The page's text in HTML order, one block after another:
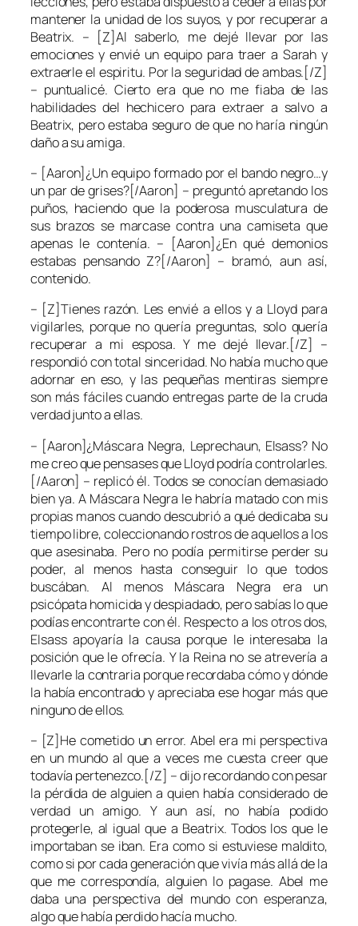
mantener la unidad de los suyos, y por recuperar a
Beatrix. – [Z]Al saberlo, me dejé llevar por las
emociones y envié un equipo para traer a Sarah y
extraerle el espiritu. Por la seguridad de ambas.[/Z]
– puntualicé. Cierto era que no me fiaba de las
habilidades del hechicero para extraer a salvo a
Beatrix, pero estaba seguro de que no haría ningún
daño a su amiga.
– [Aaron]¿Un equipo formado por el bando negro…y
un par de grises?[/Aaron] – preguntó apretando los
puños, haciendo que la poderosa musculatura de
sus brazos se marcase contra una camiseta que
apenas le contenía. – [Aaron]¿En qué demonios
estabas pensando Z?[/Aaron] – bramó, aun así,
contenido.
– [Z]Tienes razón. Les envié a ellos y a Lloyd para
vigilarles, porque no quería preguntas, solo quería
recuperar a mi esposa. Y me dejé llevar.[/Z] –
respondió con total sinceridad. No había mucho que
adornar en eso, y las pequeñas mentiras siempre
son más fáciles cuando entregas parte de la cruda
verdad junto a ellas.
– [Aaron]¿Máscara Negra, Leprechaun, Elsass? No
me creo que pensases que Lloyd podría controlarles.
[/Aaron] – replicó él. Todos se conocían demasiado
bien ya. A Máscara Negra le habría matado con mis
propias manos cuando descubrió a qué dedicaba su
tiempo libre, coleccionando rostros de aquellos a los
que asesinaba. Pero no podía permitirse perder su
poder, al menos hasta conseguir lo que todos
buscában. Al menos Máscara Negra era un
psicópata homicida y despiadado, pero sabías lo que
podías encontrarte con él. Respecto a los otros dos,
Elsass apoyaría la causa porque le interesaba la
posición que le ofrecía. Y la Reina no se atrevería a
llevarle la contraria porque recordaba cómo y dónde
la había encontrado y apreciaba ese hogar más que
ninguno de ellos.
– [Z]He cometido un error. Abel era mi perspectiva
en un mundo al que a veces me cuesta creer que
todavía pertenezco.[/Z] – dijo recordando con pesar
la pérdida de alguien a quien había considerado de
verdad un amigo. Y aun así, no había podido
protegerle, al igual que a Beatrix. Todos los que le
importaban se iban. Era como si estuviese maldito,
como si por cada generación que vivía más allá de la
que me correspondía, alguien lo pagase. Abel me
daba una perspectiva del mundo con esperanza,
algo que había perdido hacía mucho.